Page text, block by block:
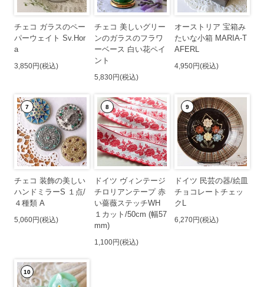
チェコ ガラスのペー
パーウェイト Sv.Hor
a
3,850円(税込)
チェコ 美しいグリー
ンのガラスのフラワ
ーベース 白い花ペイ
ント
5,830円(税込)
オーストリア 宝箱み
たいな小箱 MARIA-T
AFERL
4,950円(税込)
7
チェコ 装飾の美しい
ハンドミラーS １点/
４種類 A
5,060円(税込)
8
ドイツ ヴィンテージ
チロリアンテープ 赤
い薔薇ステッチWH
１カット/50cm (幅57
mm)
1,100円(税込)
9
ドイツ 民芸の器/絵皿
チョコレートチェッ
クL
6,270円(税込)
10